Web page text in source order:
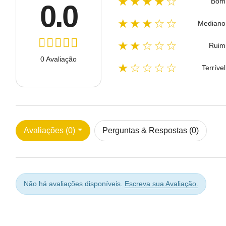
0.0
0 Avaliação
★★★☆☆ Mediano
★★☆☆☆ Ruim
★☆☆☆☆ Terrível
Avaliações (0) Perguntas & Respostas (0)
Não há avaliações disponíveis. Escreva sua Avaliação.